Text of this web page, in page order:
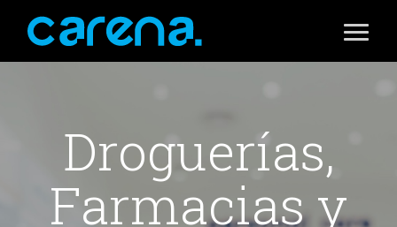
Droguerías,
Farmacias y